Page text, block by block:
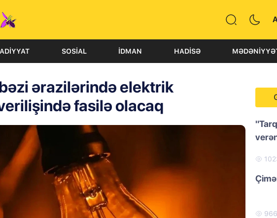
SOSIAL İDMAN HADISƏ
ərazilərində elektrik
fasilə olacaq